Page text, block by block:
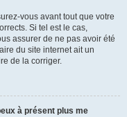
vous avant tout que votre
Si tel est le cas,
assurer de ne pas avoir été
du site internet ait un
de la corriger.
à présent plus me